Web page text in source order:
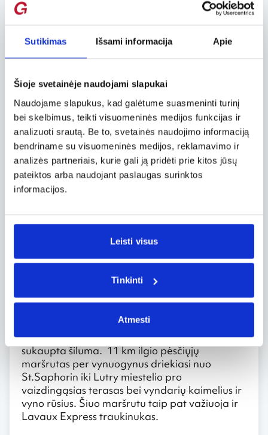
Sutikimas Išsami informacija Apie
Šioje svetainėje naudojami slapukai
Naudojame slapukus, kad galėtume suasmeninti turinį
bei skelbimus, teikti visuomeninės medijos funkcijas ir
analizuoti srautą. Be to, svetainės naudojimo informaciją
bendriname su visuomeninės medijos, reklamavimo ir
analizės partneriais, kurie gali ją pridėti prie kitos jūsų
pateiktos arba naudojant paslaugas surinktos
informacijos.
Leisti visus
Tinkinti
Atmesti
Simplono kalnų perėja
Šveicarijos dalyje, ir šiaurės Italijoje įsikūrusią
maršrutu žmonės keliaudavo dar Akmens
amžiuje, o viduramžiais Simplono perėja buvo
populiari kontrabandininkų tarpe. Tik 17
amžiuje čia nusidriekė prekybinis kelias, kuriuo
mulais buvo gabenama druska iš Viduržemio
jūros pakrantės likusiai Europai.
Lavaux vynuogynai
Perliukas žygių pėsčiomis mėgėjams Šveicarijos
vynuogynai, nokinantys vynuoges Ženevos
ežero pakrantėje. Švelnus ir saulėtas klimatas
bei kruopštus šimtus metų čia triūsiančių rankų
darbas nulėmė išties unikalų ir kerintį
Sakoma, kad Lavaux regiono vynuoges
spinduliai, nuo ežero paviršiaus atsispindintys
spinduliai ir akmeninėse terasų sienelėse
sukaupta šiluma. 11 km ilgio pėsčiųjų
maršrutas per vynuogynus driekiasi nuo
St.Saphorin iki Lutry miestelio pro
vaizdingąsias terasas bei vyndarių kaimelius ir
vyno rūsius. Šiuo maršrutu taip pat važiuoja ir
Lavaux Express traukinukas.